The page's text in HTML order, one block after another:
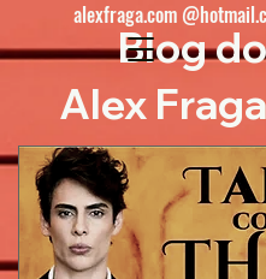
Blog do
Alex Fraga
alexfraga.com